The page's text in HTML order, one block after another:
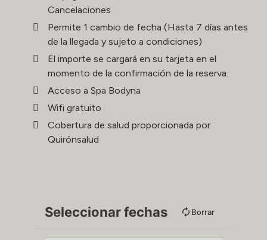
Cancelaciones
Permite 1 cambio de fecha (Hasta 7 días antes
de la llegada y sujeto a condiciones)
El importe se cargará en su tarjeta en el
momento de la confirmación de la reserva.
Acceso a Spa Bodyna
Wifi gratuito
Cobertura de salud proporcionada por
Quirónsalud
Seleccionar fechas Borrar